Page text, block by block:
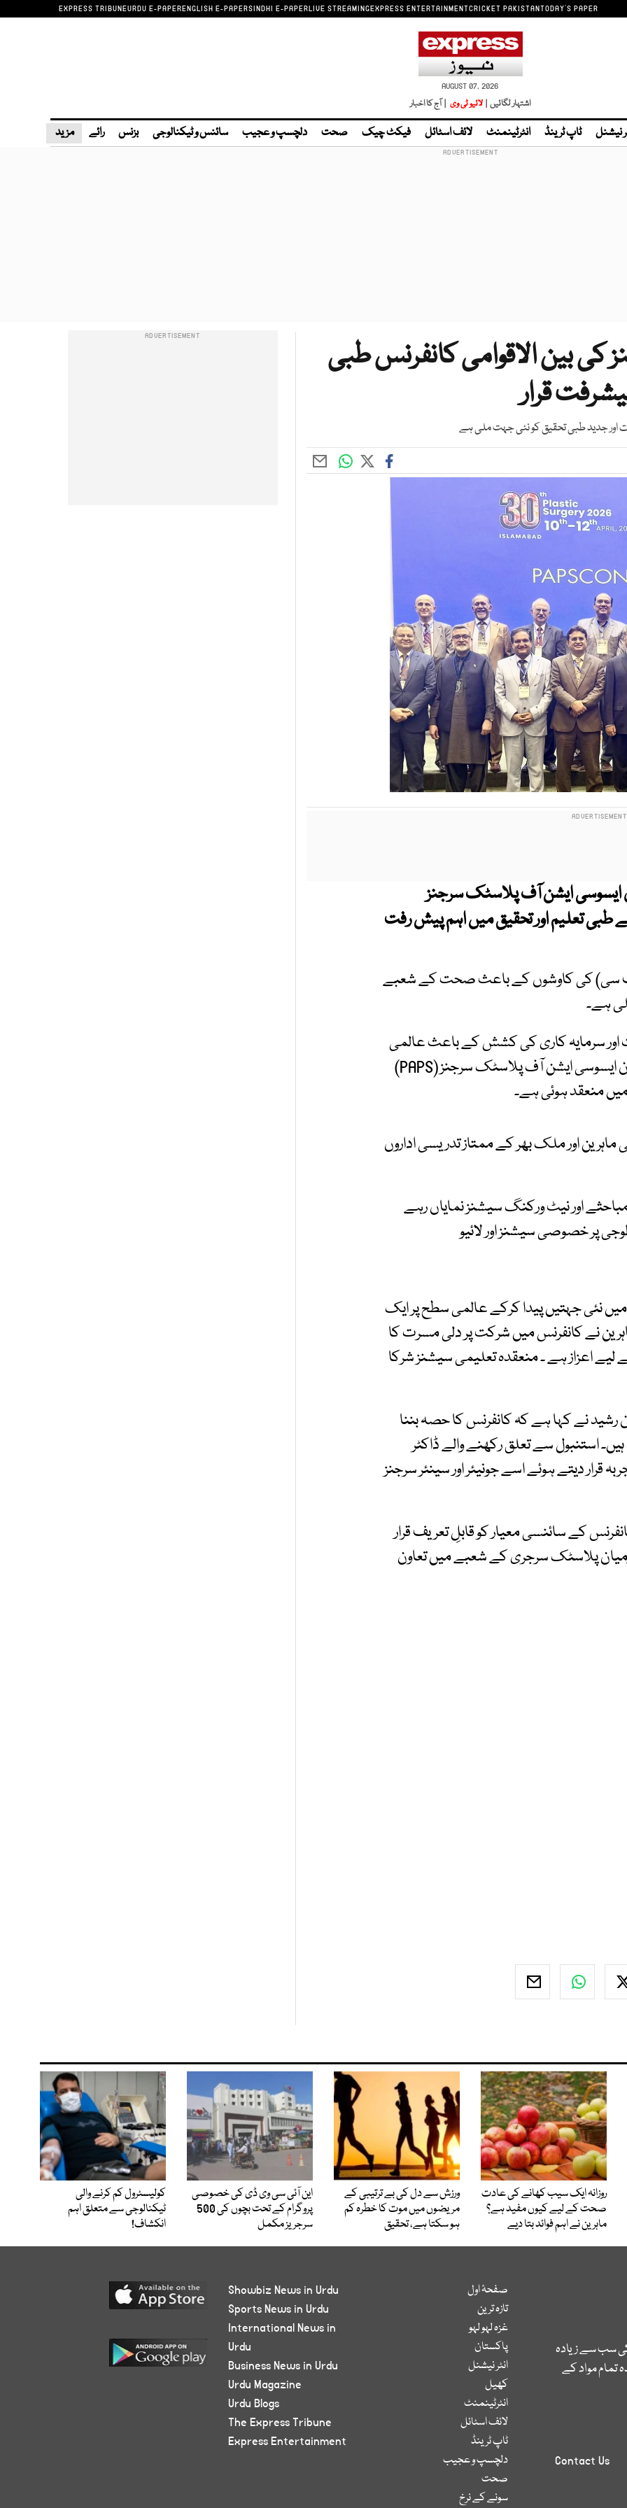
EXPRESS TRIBUNEURDU E-PAPERENGLISH E-PAPERSINDHI E-PAPERLIVE STREAMINGEXPRESS ENTERTAINMENTCRICKET PAKISTANTODAY'S PAPER
AUGUST 07, 2026
اشتہار لگائیں | لائیو ٹی وی | آج کا اخبار
نیشنل ٹاپ ٹرینڈ انٹرٹینمنٹ لائف اسٹائل فیکٹ چیک صحت دلچسپ و عجیب سائنس و ٹیکنالوجی بزنس رائے مزید
کی بین الاقوامی کانفرنس طبی
قرار
جدید طبی تحقیق کو نئی جہت ملی ہے
ایسوسی ایشن آف پلاسٹک سرجنز
طبی تعلیم اور تحقیق میں اہم پیش رفت
سی) کی کاوشوں کے باعث صحت کے شعبے
ہے۔
سرمایہ کاری کی کشش کے باعث عالمی
توجہ کا مرکز بن رہا ہے اور اسی سلسلے میں پاکستان ایسوسی ایشن آف پلاسٹک سرجنز (PAPS)
زائد مندوبین، 12 بین الاقوامی ماہرین اور ملک بھر کے ممتاز تدریسی اداروں
اور نیٹ ورکنگ سیشنز نمایاں رہے
پر خصوصی سیشنز اور لائیو
نئی جہتیں پیدا کرکے عالمی سطح پر ایک
نے کانفرنس میں شرکت پر دلی مسرت کا
لیے اعزاز ہے ۔ منعقدہ تعلیمی سیشنز شرکا
رشید نے کہا ہے کہ کانفرنس کا حصہ بننا
استنبول سے تعلق رکھنے والے ڈاکٹر
قرار دیتے ہوئے اسے جونیئر اور سینئر سرجنز
کے سائنسی معیار کو قابلِ تعریف قرار
پلاسٹک سرجری کے شعبے میں تعاون
روزانہ ایک سیب کھانے کی عادت
صحت کے لیے کیوں مفید ہے؟
ماہرین نے اہم فوائد بتا دیے
ورزش سے دل کی بے ترتیبی کے
مریضوں میں موت کا خطرہ کم
ہو سکتا ہے، تحقیق
این آئی سی وی ڈی کی خصوصی
پروگرام کے تحت بچوں کی 500
سرجریز مکمل
کولیسٹرول کم کرنے والی
ٹیکنالوجی سے متعلق اہم
انکشاف!
سب سے زیادہ
مواد کے
Contact Us
صفحۂ اول
تازہ ترین
غزہ لہو لہو
پاکستان
انٹر نیشنل
کھیل
انٹرٹینمنٹ
لائف اسٹائل
ٹاپ ٹرینڈ
دلچسپ و عجیب
صحت
سونے کے نرخ
Showbiz News in Urdu
Sports News in Urdu
International News in
Urdu
Business News in Urdu
Urdu Magazine
Urdu Blogs
The Express Tribune
Express Entertainment